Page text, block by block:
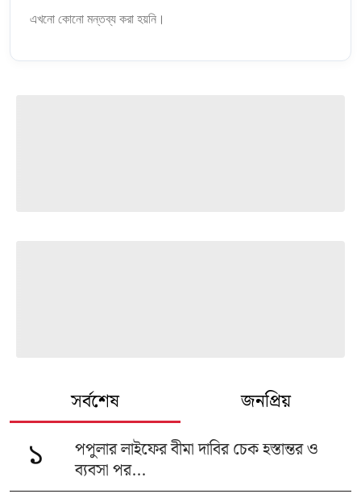
এখনো কোনো মন্তব্য করা হয়নি।
সর্বশেষ জনপ্রিয়
১
পপুলার লাইফের বীমা দাবির চেক হস্তান্তর ও
ব্যবসা পর...